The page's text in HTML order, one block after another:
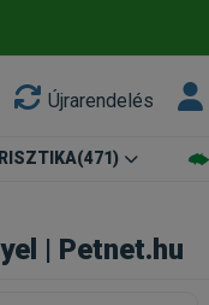
Újrarendelés
(471)
| Petnet.hu